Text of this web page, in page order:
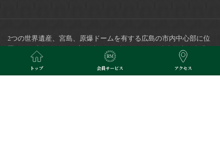
2つの世界遺産、宮島、原爆ドームを有する広島の市内中心部に位
置し、平和記念公園や広島城など観光スポットも徒歩圏内、空港
リムジンバス発着のバスセンターにも隣接した好立地で、ビジネ
スにも最適なホテルです。
トップ 会員サービス アクセス